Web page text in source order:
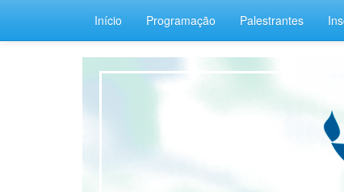
Início Programação Palestrantes